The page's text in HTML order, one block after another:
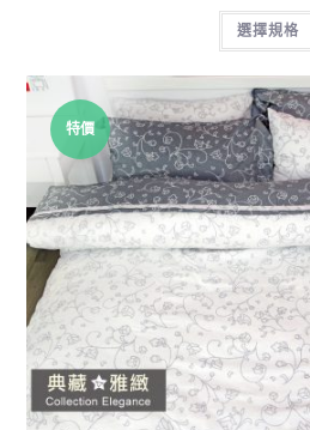
選擇規格
特價